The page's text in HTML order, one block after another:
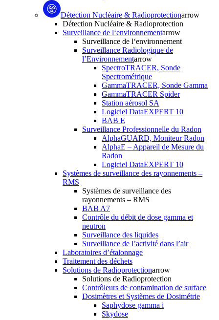
Détection Nucléaire & Radioprotectionarrow
Détection Nucléaire & Radioprotection
Surveillance de l‘environnementarrow
Surveillance de l‘environnement
Surveillance Radiologique de
l’Environnementarrow
SpectroTRACER, Sonde
Spectrométrique
GammaTRACER, Sonde Gamma
GammaTRACER Spider
Station aérosol SA
Logiciel DataEXPERT 10
BAB E
Surveillance Professionnelle du Radon
AlphaGUARD, Moniteur Radon
AlphaE – Appareil de Mesure du
Radon
Logiciel DataEXPERT 10
Systèmes de surveillance des rayonnements –
RMS
Systèmes de surveillance des
rayonnements – RMS
BAB A7
Contrôle du débit de dose gamma et
neutron
Surveillance des liquides
Surveillance de l’activité dans l’air
Laboratoires d’étalonnage
Traitement des déchets
Solutions de Radioprotectionarrow
Solutions de Radioprotection
Contrôleurs de contamination de surface
Dosimètres et Systèmes de Dosimétrie
Saphydose gamma i
Skydose